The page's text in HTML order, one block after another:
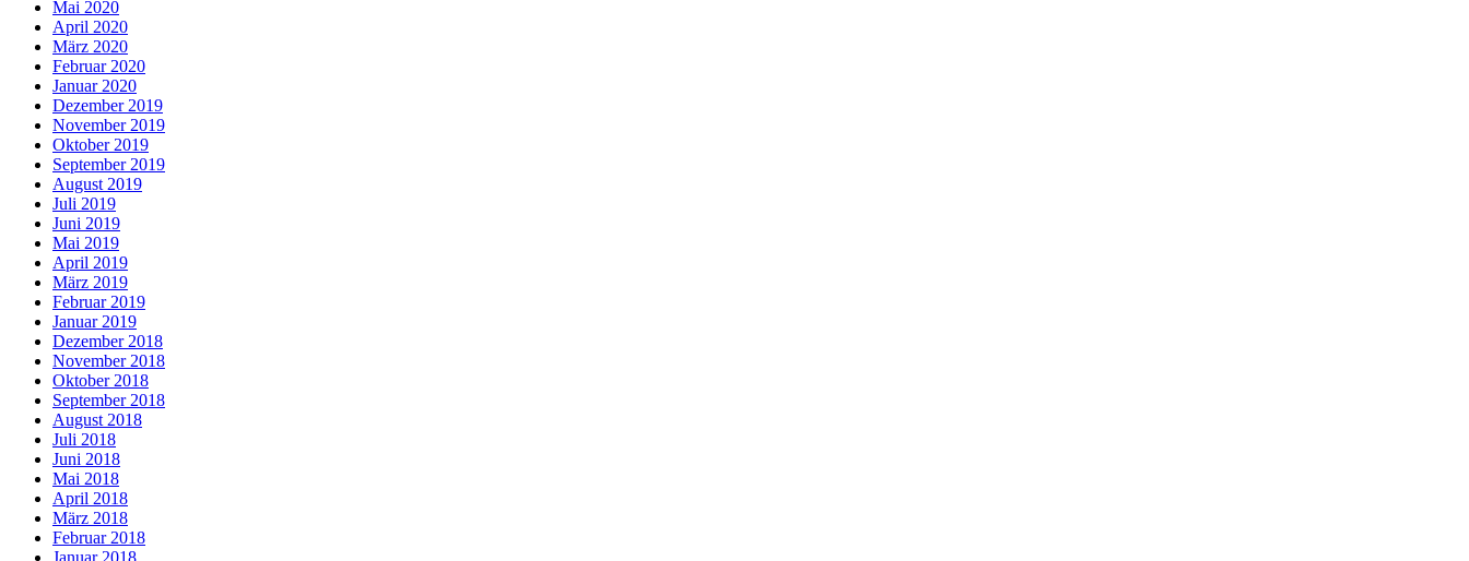
Mai 2020
April 2020
März 2020
Februar 2020
Januar 2020
Dezember 2019
November 2019
Oktober 2019
September 2019
August 2019
Juli 2019
Juni 2019
Mai 2019
April 2019
März 2019
Februar 2019
Januar 2019
Dezember 2018
November 2018
Oktober 2018
September 2018
August 2018
Juli 2018
Juni 2018
Mai 2018
April 2018
März 2018
Februar 2018
Januar 2018